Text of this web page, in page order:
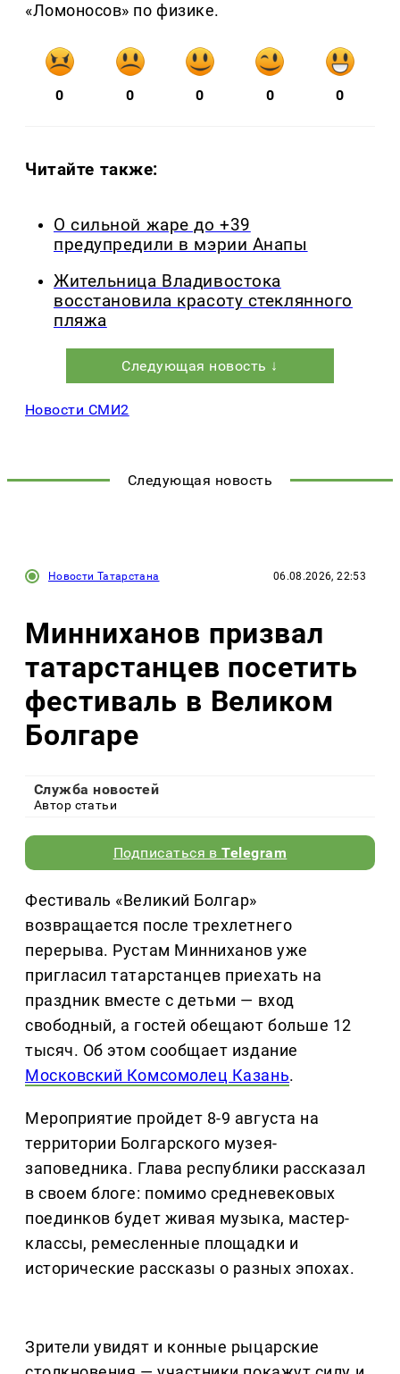
«Ломоносов» по физике.
0 0 0 0 0
Читайте также:
О сильной жаре до +39
предупредили в мэрии Анапы
Жительница Владивостока
восстановила красоту стеклянного
пляжа
Следующая новость ↓
Новости СМИ2
Следующая новость
Новости Татарстана 06.08.2026, 22:53
Минниханов призвал
татарстанцев посетить
фестиваль в Великом
Болгаре
Служба новостей
Автор статьи
Подписаться вTelegram
Фестиваль «Великий Болгар»
возвращается после трехлетнего
перерыва. Рустам Минниханов уже
пригласил татарстанцев приехать на
праздник вместе с детьми — вход
свободный, а гостей обещают больше 12
тысяч. Об этом сообщает издание
Московский Комсомолец Казань.
Мероприятие пройдет 8-9 августа на
территории Болгарского музея-
заповедника. Глава республики рассказал
в своем блоге: помимо средневековых
поединков будет живая музыка, мастер-
классы, ремесленные площадки и
исторические рассказы о разных эпохах.
Зрители увидят и конные рыцарские